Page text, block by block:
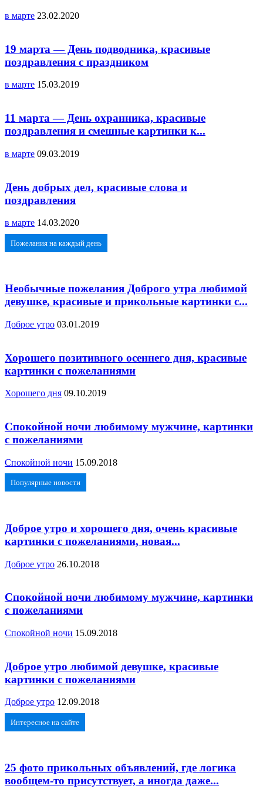
в марте 23.02.2020
19 марта — День подводника, красивые
поздравления с праздником
в марте 15.03.2019
11 марта — День охранника, красивые
поздравления и смешные картинки к...
в марте 09.03.2019
День добрых дел, красивые слова и
поздравления
в марте 14.03.2020
Пожелания на каждый день
Необычные пожелания Доброго утра любимой
девушке, красивые и прикольные картинки с...
Доброе утро 03.01.2019
Хорошего позитивного осеннего дня, красивые
картинки с пожеланиями
Хорошего дня 09.10.2019
Спокойной ночи любимому мужчине, картинки
с пожеланиями
Спокойной ночи 15.09.2018
Популярные новости
Доброе утро и хорошего дня, очень красивые
картинки с пожеланиями, новая...
Доброе утро 26.10.2018
Спокойной ночи любимому мужчине, картинки
с пожеланиями
Спокойной ночи 15.09.2018
Доброе утро любимой девушке, красивые
картинки с пожеланиями
Доброе утро 12.09.2018
Интересное на сайте
25 фото прикольных объявлений, где логика
вообщем-то присутствует, а иногда даже...